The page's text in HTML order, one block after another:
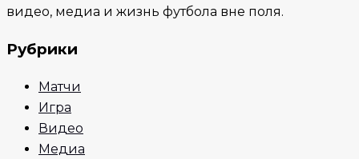
видео, медиа и жизнь футбола вне поля.
Рубрики
Матчи
Игра
Видео
Медиа